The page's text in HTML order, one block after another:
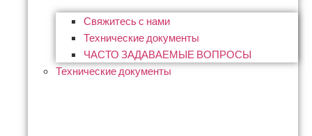
Свяжитесь с нами
Технические документы
ЧАСТО ЗАДАВАЕМЫЕ ВОПРОСЫ
Технические документы